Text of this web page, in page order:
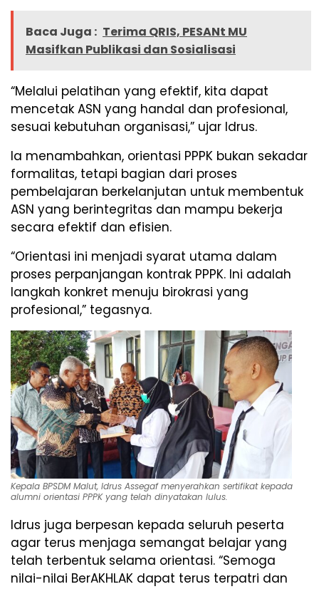
Baca Juga : Terima QRIS, PESANt MU
Masifkan Publikasi dan Sosialisasi
“Melalui pelatihan yang efektif, kita dapat
mencetak ASN yang handal dan profesional,
sesuai kebutuhan organisasi,” ujar Idrus.
Ia menambahkan, orientasi PPPK bukan sekadar
formalitas, tetapi bagian dari proses
pembelajaran berkelanjutan untuk membentuk
ASN yang berintegritas dan mampu bekerja
secara efektif dan efisien.
“Orientasi ini menjadi syarat utama dalam
proses perpanjangan kontrak PPPK. Ini adalah
langkah konkret menuju birokrasi yang
profesional,” tegasnya.
Kepala BPSDM Malut, Idrus Assegaf menyerahkan sertifikat kepada
alumni orientasi PPPK yang telah dinyatakan lulus.
Idrus juga berpesan kepada seluruh peserta
agar terus menjaga semangat belajar yang
telah terbentuk selama orientasi. “Semoga
nilai-nilai BerAKHLAK dapat terus terpatri dan